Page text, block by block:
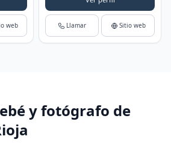
web Llamar Sitio web
y fotógrafo de